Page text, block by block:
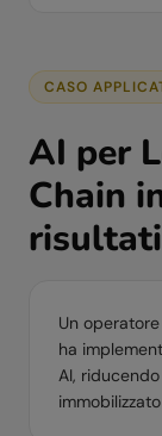
CASO
AI per
Chain
Un
ha
AI,